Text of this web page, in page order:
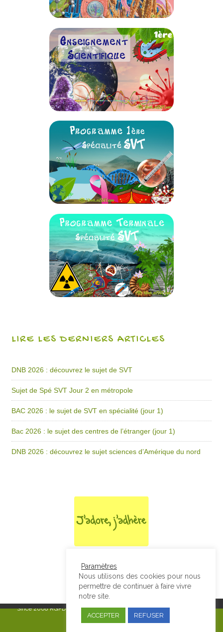
LIRE LES DERNIERS ARTICLES
DNB 2026 : découvrez le sujet de SVT
Sujet de Spé SVT Jour 2 en métropole
BAC 2026 : le sujet de SVT en spécialité (jour 1)
Bac 2026 : le sujet des centres de l’étranger (jour 1)
DNB 2026 : découvrez le sujet sciences d’Amérique du nord
Since 2008RGPD & Mentions Légales|Designed by Studio Thil - Site
internet - Charte graphique
Paramètres
Nous utilisons des cookies pour nous
permettre de continuer à faire vivre
notre site.
ACCEPTER REFUSER